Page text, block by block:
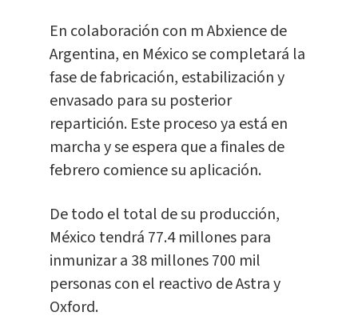
En colaboración con m Abxience de
Argentina, en México se completará la
fase de fabricación, estabilización y
envasado para su posterior
repartición. Este proceso ya está en
marcha y se espera que a finales de
febrero comience su aplicación.
De todo el total de su producción,
México tendrá 77.4 millones para
inmunizar a 38 millones 700 mil
personas con el reactivo de Astra y
Oxford.